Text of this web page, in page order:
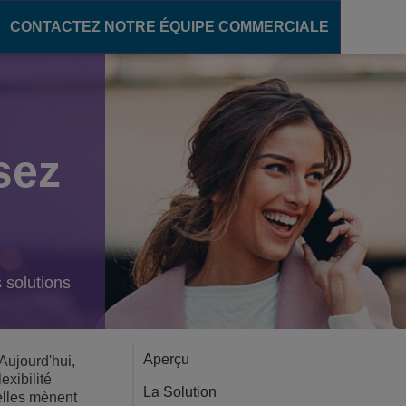
CONTACTEZ NOTRE ÉQUIPE COMMERCIALE
le secteur de l'éducation
campus intelligents
numérique
unifiées
solutions
mènent
Aperçu
La Solution